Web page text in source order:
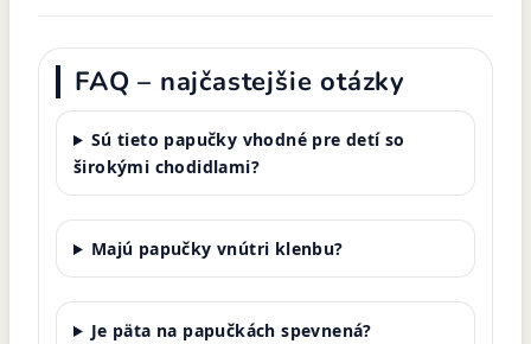
FAQ – najčastejšie otázky
Sú tieto papučky vhodné pre detí so
širokými chodidlami?
Majú papučky vnútri klenbu?
Je päta na papučkách spevnená?